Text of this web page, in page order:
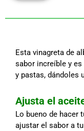
Esta vinagreta de
sabor increíble y
y pastas, dándoles
Ajusta el
Lo bueno de hacer
ajustar el sabor a